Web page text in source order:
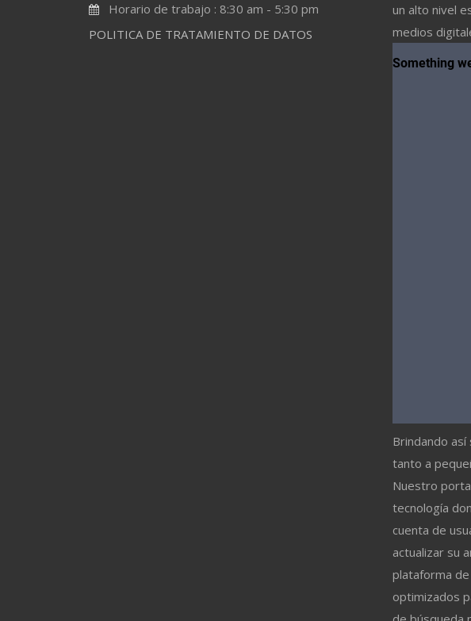
Horario de trabajo : 8:30 am - 5:30 pm
POLITICA DE TRATAMIENTO DE DATOS
un alto nivel
medios
Brindando
tanto a
Nuestro
tecnología
cuenta de
actualizar su
plataforma
optimizados